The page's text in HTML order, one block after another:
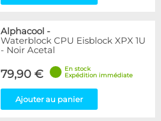
Alphacool -
Waterblock CPU Eisblock XPX 1U
- Noir Acetal
79,90 €
En stock
Expédition immédiate
Ajouter au panier